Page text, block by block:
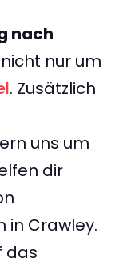
nach
nur um
. Zusätzlich
uns um
dir
in Crawley.
das